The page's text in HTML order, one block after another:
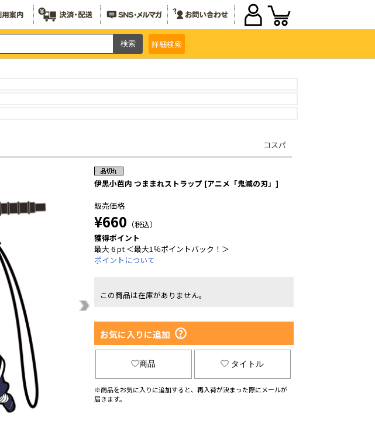
詳細検索
コスパ
伊黒小芭内 つままれストラップ [アニメ「鬼滅の刃」]
販売価格
¥660 （税込）
獲得ポイント
最大 6 pt ＜最大1％ポイントバック！＞
ポイントについて
この商品は在庫がありません。
お気に入りに追加
商品 タイトル
※商品をお気に入りに追加すると、再入荷が決まった際にメールが
届きます。